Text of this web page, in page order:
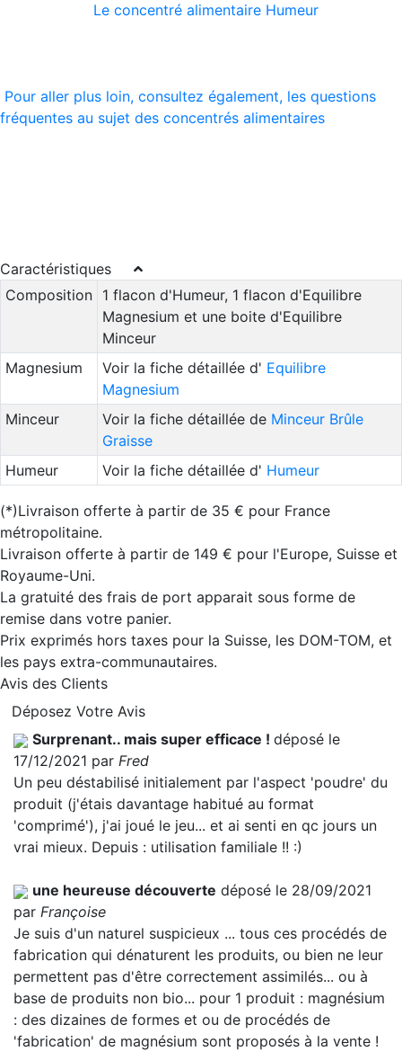
Le concentré alimentaire Humeur
Pour aller plus loin, consultez également, les questions
fréquentes au sujet des concentrés alimentaires
Caractéristiques
Composition
1 flacon d'Humeur, 1 flacon d'Equilibre
Magnesium et une boite d'Equilibre
Minceur
Magnesium
Voir la fiche détaillée d' Equilibre
Magnesium
Minceur
Voir la fiche détaillée de Minceur Brûle
Graisse
Humeur
Voir la fiche détaillée d' Humeur
(*)Livraison offerte à partir de 35 € pour France
métropolitaine.
Livraison offerte à partir de 149 € pour l'Europe, Suisse et
Royaume-Uni.
La gratuité des frais de port apparait sous forme de
remise dans votre panier.
Prix exprimés hors taxes pour la Suisse, les DOM-TOM, et
les pays extra-communautaires.
Avis des Clients
Déposez Votre Avis
Surprenant.. mais super efficace ! déposé le
17/12/2021 par Fred
Un peu déstabilisé initialement par l'aspect 'poudre' du
produit (j'étais davantage habitué au format
'comprimé'), j'ai joué le jeu... et ai senti en qc jours un
vrai mieux. Depuis : utilisation familiale !! :)
une heureuse découverte déposé le 28/09/2021
par Françoise
Je suis d'un naturel suspicieux ... tous ces procédés de
fabrication qui dénaturent les produits, ou bien ne leur
permettent pas d'être correctement assimilés... ou à
base de produits non bio... pour 1 produit : magnésium
: des dizaines de formes et ou de procédés de
'fabrication' de magnésium sont proposés à la vente !